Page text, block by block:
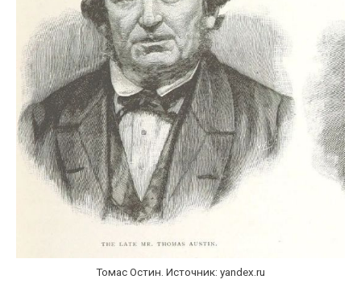
Томас Остин. Источник: yandex.ru